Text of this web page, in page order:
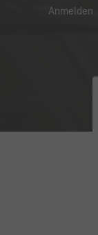
Anmelden